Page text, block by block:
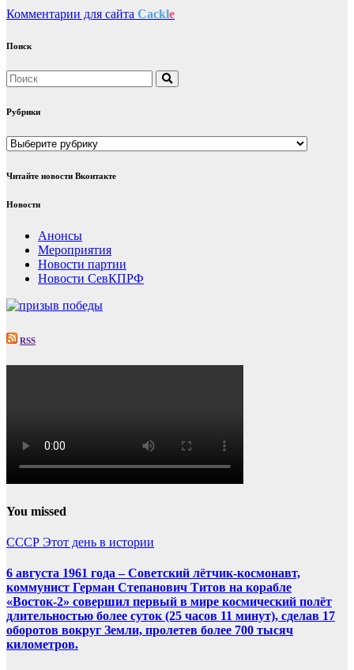
Комментарии для сайта Cackle
Поиск
Рубрики
Рубрики
Читайте новости Вконтакте
Новости
Анонсы
Мероприятия
Новости партии
Новости СевКПРФ
RSS
You missed
СССР Этот день в истории
6 августа 1961 года – Советский лётчик-космонавт,
коммунист Герман Степанович Титов на корабле
«Восток-2» совершил первый в мире космический полёт
длительностью более суток (25 часов 11 минут), сделав 17
оборотов вокруг Земли, пролетев более 700 тысяч
километров.